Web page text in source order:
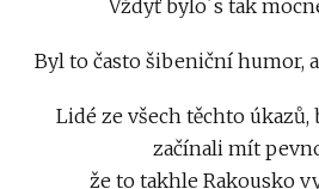
Vždyť bylo´s tak
Byl to často šibeniční humor,
Lidé ze všech těchto úkazů,
začínali mít
že to takhle Rakousko